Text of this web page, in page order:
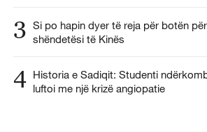
3 Si po hapin dyer të reja për botën
shëndetësi të Kinës
4 Historia e Sadiqit: Studenti
luftoi me një krizë angiopatie